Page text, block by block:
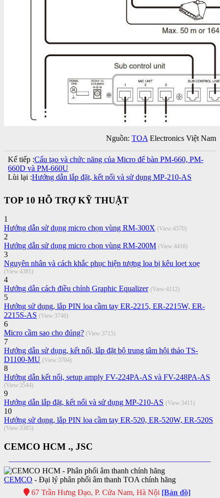
Nguồn: TOA Electronics Việt Nam
Kế tiếp :Cấu tạo và chức năng của Micro để bàn PM-660, PM-
660D và PM-660U
Lùi lại :Hướng dẫn lắp đặt, kết nối và sử dụng MP-210-AS
TOP 10 HỖ TRỢ KỸ THUẬT
1
Hướng dẫn sử dụng micro chọn vùng RM-300X (View:4570)
2
Hướng dẫn sử dụng micro chọn vùng RM-200M (View:4416)
3
Nguyên nhân và cách khắc phục hiện tượng loa bị kêu loẹt xoẹ
(View:4381)
4
Hướng dẫn cách điều chỉnh Graphic Equalizer (View:4112)
5
Hướng sử dụng, lắp PIN loa cầm tay ER-2215, ER-2215W, ​ER-
2215S-AS (View:3746)
6
Micro cầm sao cho đúng? (View:3715)
7
Hướng dẫn sử dụng, kết nối, lắp đặt bộ trung tâm hội thảo TS-
D1100-MU (View:3704)
8
Hướng dẫn kết nối, setup amply FV-224PA-AS và FV-248PA-AS
(View:3544)
9
Hướng dẫn lắp đặt, kết nối và sử dụng MP-210-AS (View:3411)
10
Hướng sử dụng, lắp PIN loa cầm tay ER-520, ER-520W, ER-520S
(View:3385)
CEMCO HCM ., JSC
CEMCO - Đại lý phân phối âm thanh TOA chính hãng
67 Trần Hưng Đạo, P. Cửa Nam, Hà Nội [Bản đồ]